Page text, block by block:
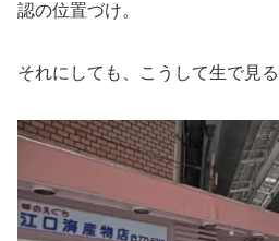
認の位置づけ。
それにしても、こうして生で見